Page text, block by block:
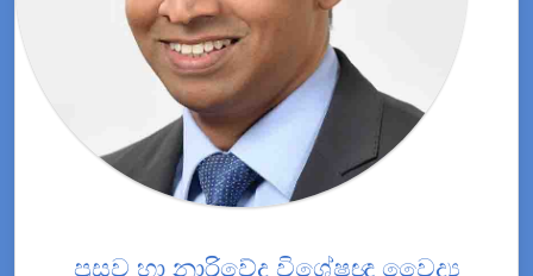
ප්‍රසව හා නාරිවේද විශේෂඥ වෛද්‍ය